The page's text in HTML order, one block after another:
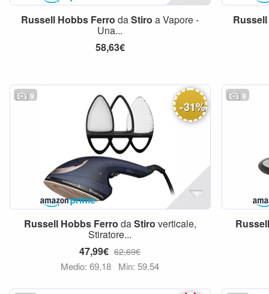
Russell Hobbs Ferro daStiro a Vapore -
Una...
58,63€
Russell
9
-31%
Russell Hobbs Ferro daStiro verticale,
Stiratore...
47,99€ 62,69€
Medio: 69,18 Min: 59,54
9
Russell